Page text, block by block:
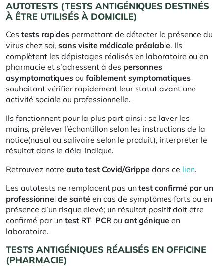
AUTOTESTS (TESTS ANTIGÉNIQUES DESTINÉS
À ÊTRE UTILISÉS À DOMICILE)
Ces tests rapides permettant de détecter la présence du
virus chez soi, sans visite médicale préalable. Ils
complètent les dépistages réalisés en laboratoire ou en
pharmacie et s’adressent à des personnes
asymptomatiques ou faiblement symptomatiques
souhaitant vérifier rapidement leur statut avant une
activité sociale ou professionnelle.
Ils fonctionnent pour la plus part ainsi : se laver les
mains, prélever l’échantillon selon les instructions de la
notice(nasal ou salivaire selon le produit), interpréter le
résultat dans le délai indiqué.
Retrouvez notre auto test Covid/Grippe dans ce lien.
Les autotests ne remplacent pas un test confirmé par un
professionnel de santé en cas de symptômes forts ou en
présence d’un risque élevé; un résultat positif doit être
confirmé par un test RT–PCR ou antigénique en
laboratoire.
TESTS ANTIGÉNIQUES RÉALISÉS EN OFFICINE
(PHARMACIE)